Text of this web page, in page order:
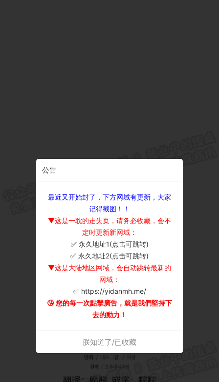
公告
最近又开始封了，下方网域有更新，大家
记得截图！！
▼这是一耽的走失页，请务必收藏，会不
定时更新新网域：
✅ 永久地址1(点击可跳转)
✅ 永久地址2(点击可跳转)
▼这是大陆地区网域，会自动跳转最新的
网域：
✅ https://yidanmh.me/
😘 您的每一次點擊廣告，就是我們堅持下
去的動力！
朕知道了/已收藏